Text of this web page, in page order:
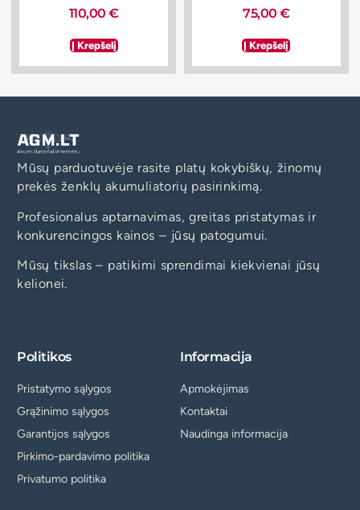
110,00€
Į Krepšelį
75,00€
Į Krepšelį
Mūsų parduotuvėje rasite platų kokybiškų, žinomų
prekės ženklų akumuliatorių pasirinkimą.
Profesionalus aptarnavimas, greitas pristatymas ir
konkurencingos kainos – jūsų patogumui.
Mūsų tikslas – patikimi sprendimai kiekvienai jūsų
kelionei.
Politikos
Pristatymo sąlygos
Grąžinimo sąlygos
Garantijos sąlygos
Pirkimo-pardavimo politika
Privatumo politika
Informacija
Apmokėjimas
Kontaktai
Naudinga informacija